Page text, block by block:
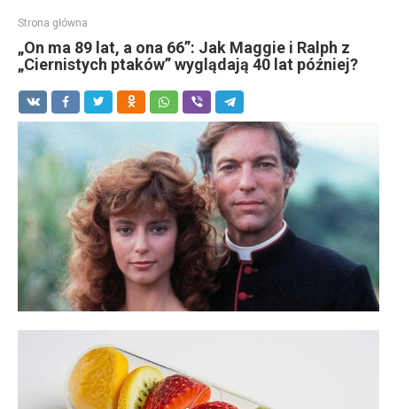
Strona główna
„On ma 89 lat, a ona 66”: Jak Maggie i Ralph z
„Ciernistych ptaków” wyglądają 40 lat później?